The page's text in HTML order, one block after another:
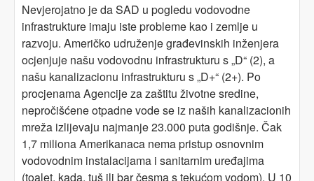
Nevjerojatno je da SAD u pogledu vodovodne
infrastrukture imaju iste probleme kao i zemlje u
razvoju. Američko udruženje građevinskih inženjera
ocjenjuje našu vodovodnu infrastrukturu s „D“ (2), a
našu kanalizacionu infrastrukturu s „D+“ (2+). Po
procjenama Agencije za zaštitu životne sredine,
nepročišćene otpadne vode se iz naših kanalizacionih
mreža izlijevaju najmanje 23.000 puta godišnje. Čak
1,7 miliona Amerikanaca nema pristup osnovnim
vodovodnim instalacijama i sanitarnim uređajima
(toalet, kada, tuš ili bar česma s tekućom vodom). U 10